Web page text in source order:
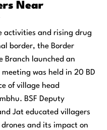
Near
activities and rising drug
border, the Border
Branch launched an
was held in 20 BD
of village head
BSF Deputy
Jat educated villagers
and its impact on